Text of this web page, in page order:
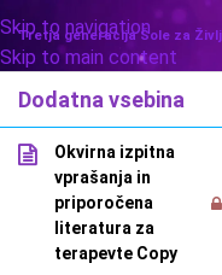
Skip to navigation
Skip to main content
MENU
Dodatna vsebina
Okvirna izpitna
vprašanja in
priporočena
literatura za
terapevte Copy
Tretja generacija Šole za